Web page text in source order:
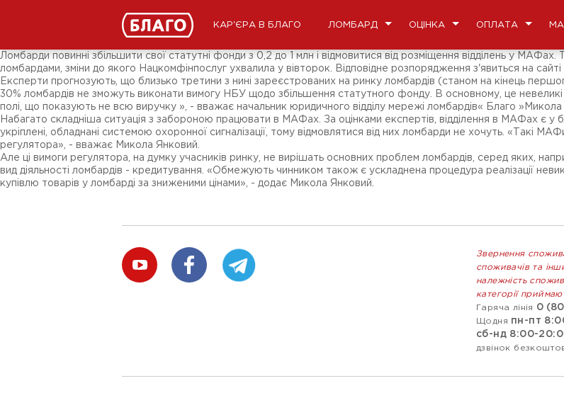
КАР'ЄРА В БЛАГО ЛОМБАРД ОЦІНКА ОПЛАТА
Підписники соц-мереж
Ломбарди повинні збільшити свої статутні фонди з 0,2 до 1 млн і відмовитися від розміщення відділень у
ломбардами, зміни до якого Нацкомфінпослуг ухвалила у вівторок. Відповідне розпорядження з'явиться на
Експерти прогнозують, що близько третини з нині зареєстрованих на ринку ломбардів (станом на кінець
30% ломбардів не зможуть виконати вимогу НБУ щодо збільшення статутного фонду. В основному, це
полі, що показують не всю виручку », - вважає начальник юридичного відділу мережі ломбардів« Благо »Микола
Набагато складніша ситуація з забороною працювати в МАФах. За оцінками експертів, відділення в МАФах є
укріплені, обладнані системою охоронної сигналізації, тому відмовлятися від них ломбарди не хочуть. «Такі
регулятора», - вважає Микола Янковий.
Але ці вимоги регулятора, на думку учасників ринку, не вирішать основних проблем ломбардів, серед яких,
вид діяльності ломбардів - кредитування. «Обмежують чинником також є ускладнена процедура реалізації
купівлю товарів у ломбарді за зниженими цінами», - додає Микола Янковий.
Звернення
споживачів та
належність
категорії
Гаряча лінія
0
Щодня пн-пт
сб-нд 8:00-
дзвінок